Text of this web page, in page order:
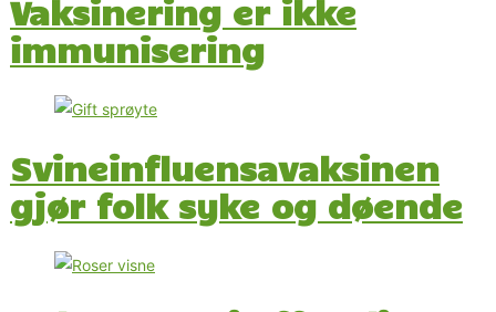
Vaksinering er ikke
immunisering
Svineinfluensavaksinen
gjør folk syke og døende